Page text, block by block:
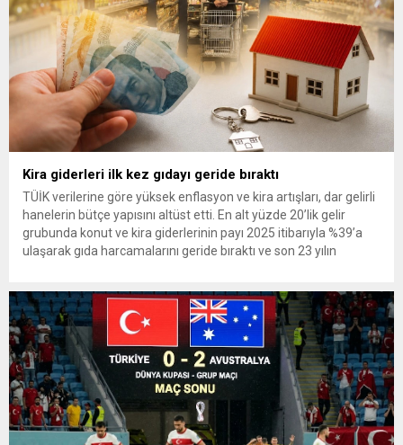
Kira giderleri ilk kez gıdayı geride bıraktı
TÜİK verilerine göre yüksek enflasyon ve kira artışları, dar gelirli
hanelerin bütçe yapısını altüst etti. En alt yüzde 20’lik gelir
grubunda konut ve kira giderlerinin payı 2025 itibarıyla %39’a
ulaşarak gıda harcamalarını geride bıraktı ve son 23 yılın